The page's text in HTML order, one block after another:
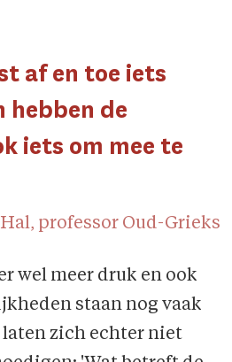
af en toe iets
hebben de
iets om mee te
professor Oud-Grieks
wel meer druk en ook
staan nog vaak
laten zich echter niet